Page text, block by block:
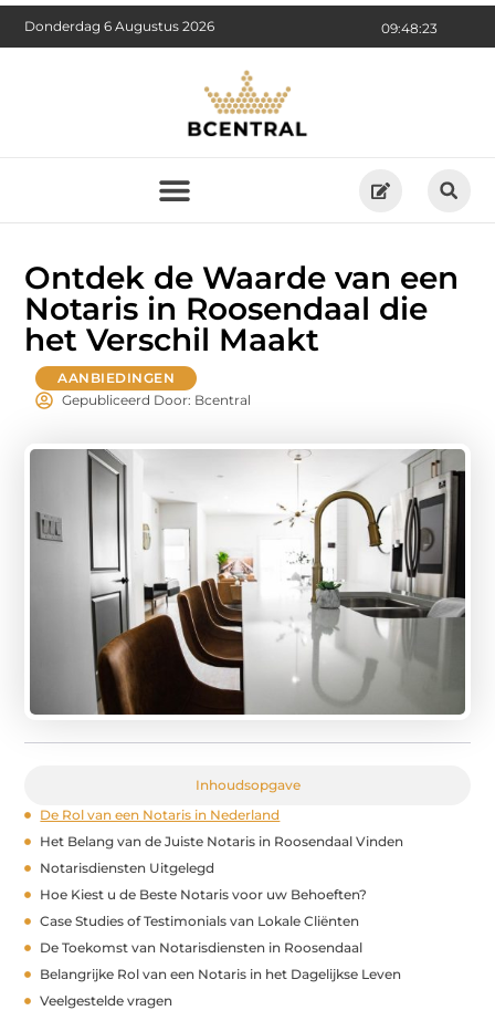
09:48:24
Donderdag 6 Augustus 2026
Ontdek de Waarde van een
Notaris in Roosendaal die
het Verschil Maakt
AANBIEDINGEN
Gepubliceerd Door: Bcentral
Inhoudsopgave
De Rol van een Notaris in Nederland
Het Belang van de Juiste Notaris in Roosendaal Vinden
Notarisdiensten Uitgelegd
Hoe Kiest u de Beste Notaris voor uw Behoeften?
Case Studies of Testimonials van Lokale Cliënten
De Toekomst van Notarisdiensten in Roosendaal
Belangrijke Rol van een Notaris in het Dagelijkse Leven
Veelgestelde vragen